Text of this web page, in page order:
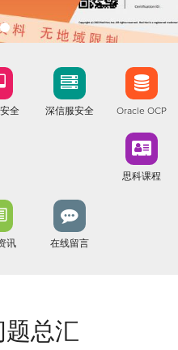
全 深信服安全 Oracle OCP
思科课程
讯 在线留言
总汇